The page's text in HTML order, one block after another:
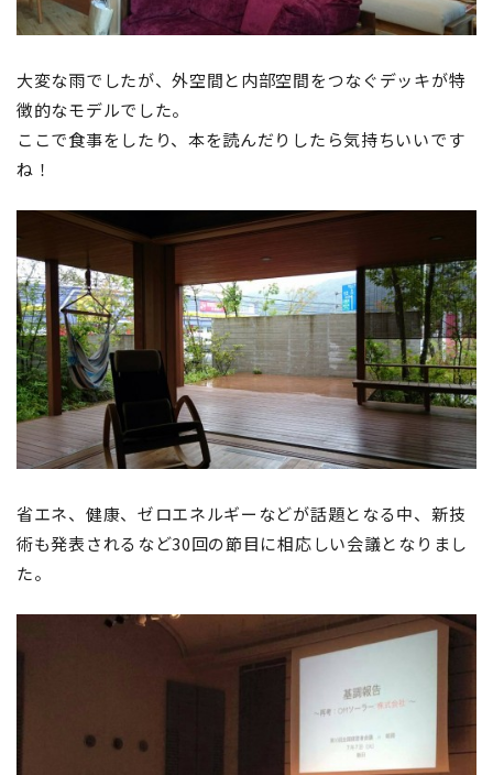
大変な雨でしたが、外空間と内部空間をつなぐデッキが特
徴的なモデルでした。
ここで食事をしたり、本を読んだりしたら気持ちいいです
ね！
省エネ、健康、ゼロエネルギーなどが話題となる中、新技
術も発表されるなど30回の節目に相応しい会議となりまし
た。